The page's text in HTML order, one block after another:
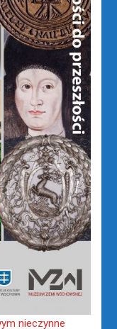
nieczynne